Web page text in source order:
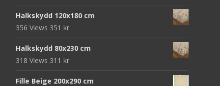
priset priset
Halkskydd 120x180 cm
356 Views 351 kr
Halkskydd 80x230 cm
318 Views 311 kr
Fille Beige 200x290 cm